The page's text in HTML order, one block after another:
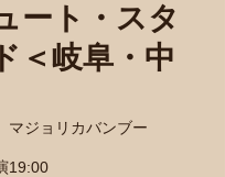
ート・スタ
＜岐阜・中
マジョリカバンブー
19:00